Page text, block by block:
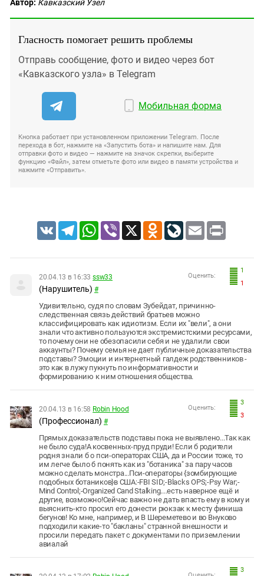
Автор: Кавказский Узел
Гласность помогает решить проблемы
Отправь сообщение, фото и видео через бот
«Кавказского узла» в Telegram
Мобильная форма
Кнопка работает при установленном приложении Telegram. После
перехода в бот, нажмите на «Запустить бота» и напишите нам. Для
отправки фото и видео — нажмите на значок скрепки, выберите
функцию «Файл», затем отметьте фото или видео в памяти устройства и
нажмите «Отправить».
VK TelegramWhatsApp
Viber X Odnoklassniki
LiveJournal
Email Print
1
1
Оценить:
20.04.13 в 16:33 ssw33
(Нарушитель) #
Удивительно, судя по словам Зубейдат, причинно-
следственная связь действий братьев можно
классифицировать как идиотизм. Если их "вели", а они
знали что активно пользуются экстремистскими ресурсами,
то почему они не обезопасили себя и не удалили свои
аккаунты? Почему семья не дает публичные доказательства
подставы? Эмоции и интернетный галдеж родственников -
это как в лужу пукнуть по информативности и
формированию к ним отношения общества.
3
3
Оценить:
20.04.13 в 16:58 Robin Hood
(Профессионал) #
Прямых доказательств подставы пока не выявлено...Так как
не было суда!А косвенных-пруд пруди! Если б родители
родня знали б о пси-операторах США, да и России тоже, то
им легче было б понять как из "ботаника" за пару часов
можно сделать монстра...Пси-операторы {зомбирующие
подобных ботаников}в США:-FBI SID;-Вlacks OPS;-Psy War;-
Mind Control;-Organized Cand Stalking....есть наверное ещё и
другие, возможно!Сейчас важно не дать впасть ему в кому и
выяснить-кто просил его донести рюкзак к месту финиша
бегунов! Ко мне, например, и В Шереметево и во Внуково
подходили какие-то "бакланы" странной внешности и
просили передать пакет с документами по приземлении
авиалай
3